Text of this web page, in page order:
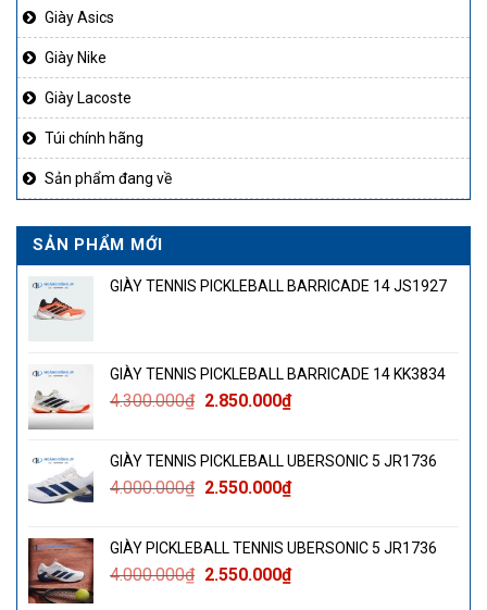
Giày Asics
Giày Nike
Giày Lacoste
Túi chính hãng
Sản phẩm đang về
SẢN PHẨM MỚI
GIÀY TENNIS PICKLEBALL BARRICADE 14 JS1927
GIÀY TENNIS PICKLEBALL BARRICADE 14 KK3834
4.300.000₫ Giá
4.300.000₫.
2.850.000₫Giá
là:
2.850.000₫.
GIÀY TENNIS PICKLEBALL UBERSONIC 5 JR1736
4.000.000₫ Giá
4.000.000₫.
2.550.000₫Giá
là:
2.550.000₫.
GIÀY PICKLEBALL TENNIS UBERSONIC 5 JR1736
4.000.000₫ Giá
2.550.000₫Giá